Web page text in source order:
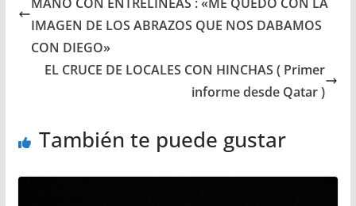
IMAGEN DE LOS ABRAZOS QUE NOS DABAMOS
CON DIEGO»
EL CRUCE DE LOCALES CON HINCHAS ( Primer
informe desde Qatar )
También te puede gustar